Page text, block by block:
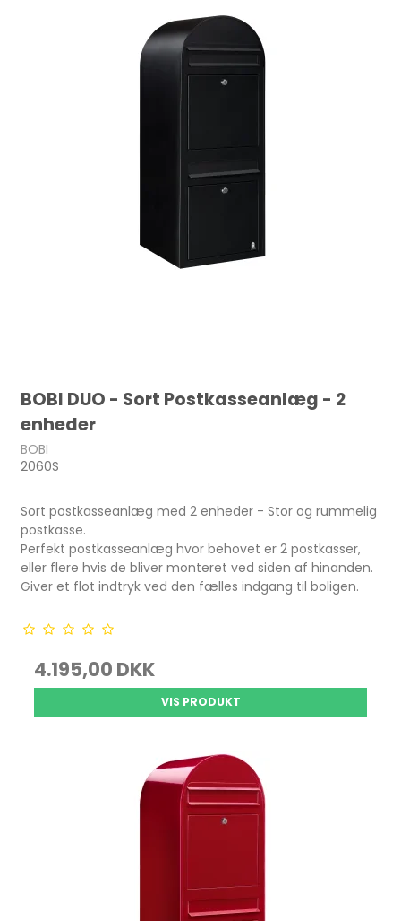
BOBI DUO - Sort Postkasseanlæg - 2
enheder
BOBI
2060S
Sort postkasseanlæg med 2 enheder - Stor og rummelig
postkasse.
Perfekt postkasseanlæg hvor behovet er 2 postkasser,
eller flere hvis de bliver monteret ved siden af hinanden.
Giver et flot indtryk ved den fælles indgang til boligen.
4.195,00 DKK
VIS PRODUKT